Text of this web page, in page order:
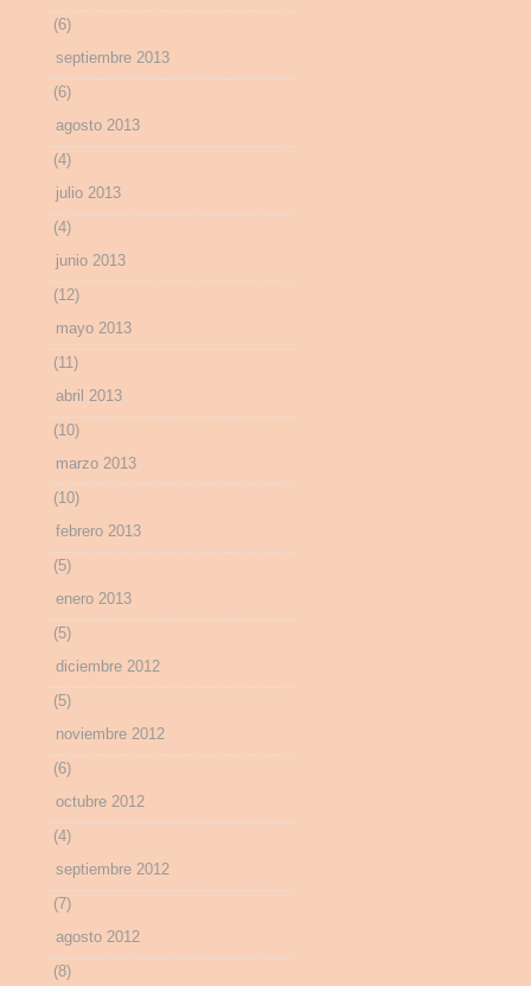
(6)
septiembre 2013
(6)
agosto 2013
(4)
julio 2013
(4)
junio 2013
(12)
mayo 2013
(11)
abril 2013
(10)
marzo 2013
(10)
febrero 2013
(5)
enero 2013
(5)
diciembre 2012
(5)
noviembre 2012
(6)
octubre 2012
(4)
septiembre 2012
(7)
agosto 2012
(8)